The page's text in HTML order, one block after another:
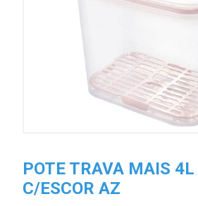
POTE TRAVA MAIS
C/ESCOR AZ